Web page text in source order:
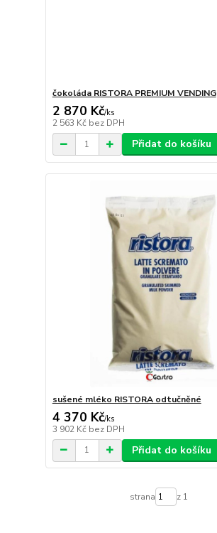
čokoláda RISTORA PREMIUM VENDING
2 870 Kč/ks
2 563 Kč bez DPH
Přidat do košíku
sušené mléko RISTORA odtučněné
4 370 Kč/ks
3 902 Kč bez DPH
Přidat do košíku
strana z 1